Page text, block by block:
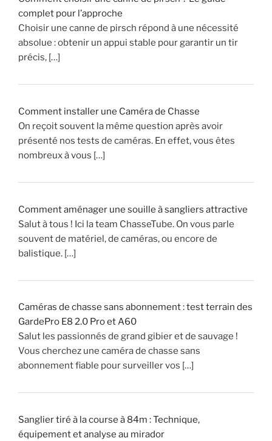
a
i
s
l
a
i
t
v
r
a
e
t
?
»
complet pour l’approche
Choisir une canne de pirsch répond à une nécessité
absolue : obtenir un appui stable pour garantir un tir
précis, […]
Comment installer une Caméra de Chasse
On reçoit souvent la même question après avoir
présenté nos tests de caméras. En effet, vous êtes
nombreux à vous […]
Comment aménager une souille à sangliers attractive
Salut à tous ! Ici la team ChasseTube. On vous parle
souvent de matériel, de caméras, ou encore de
balistique. […]
Caméras de chasse sans abonnement : test terrain des
GardePro E8 2.0 Pro et A60
Salut les passionnés de grand gibier et de sauvage !
Vous cherchez une caméra de chasse sans
abonnement fiable pour surveiller vos […]
Sanglier tiré à la course à 84m : Technique,
équipement et analyse au mirador